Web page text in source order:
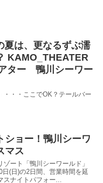
夏は、更なるずぶ濡
KAMO_THEATER
ター 鴨川シーワー
・・・ここでOK？テールバー
ショー！鴨川シーワ
マス
ート「鴨川シーワールド」
日(日)の2日間、営業時間を延
ナイトパフォー...